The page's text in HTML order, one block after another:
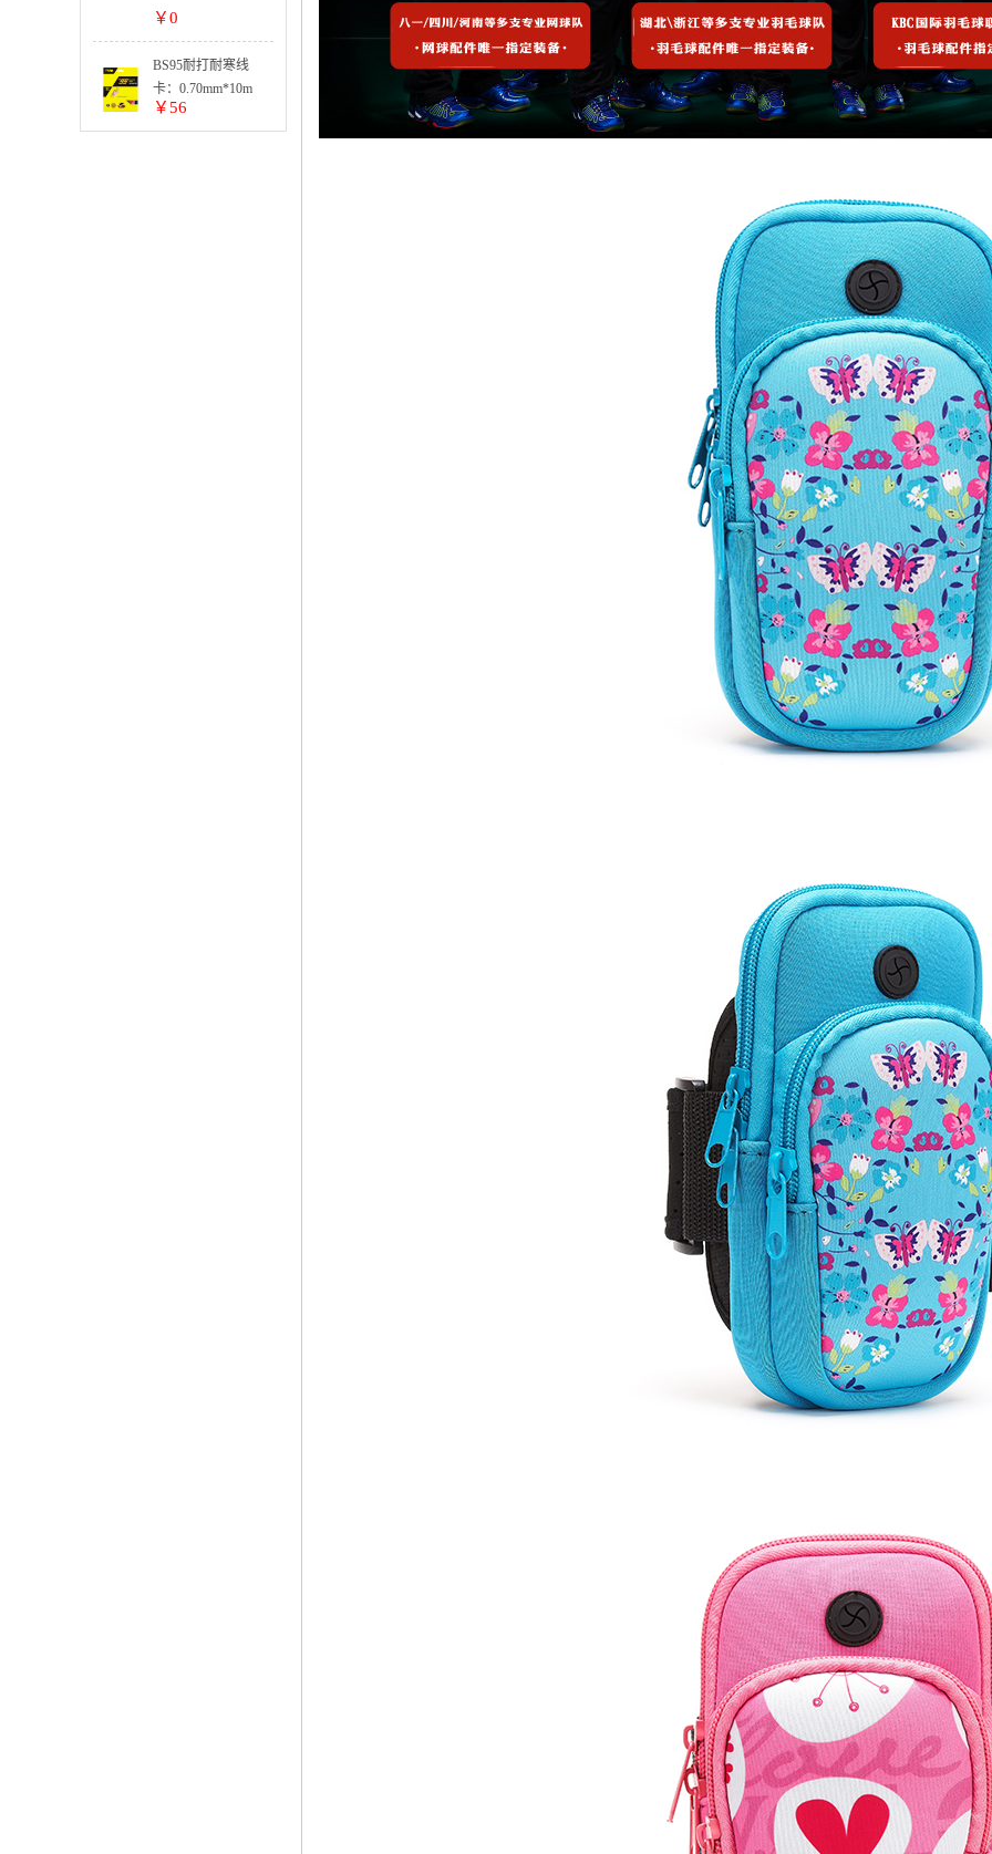
￥0
BS95耐打耐寒线
卡：0.70mm*10m
￥56